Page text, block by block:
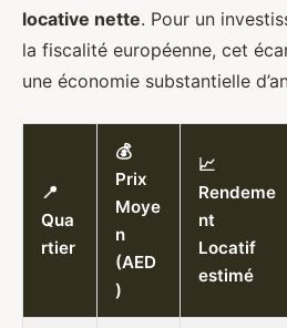
locative nette. Pour un
la fiscalité européenne, cet
une économie substantielle
📍
Qua
rtier
💰
Prix
Moye
n
(AED
)
📈
Rendeme
nt
Locatif
estimé